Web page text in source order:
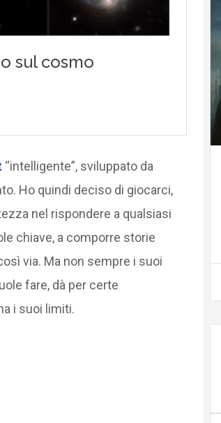
“intelligente”, sviluppato da
Ho quindi deciso di giocarci,
nel rispondere a qualsiasi
chiave, a comporre storie
via. Ma non sempre i suoi
fare, dà per certe
i suoi limiti.